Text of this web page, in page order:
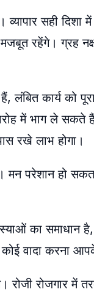
सही दिशा
रहेंगे। ग्रह
कार्य को
में भाग ले सकते
रखे लाभ होगा।
मन परेशान हो
का समाधान है,
वादा करना
रोजी रोजगार में